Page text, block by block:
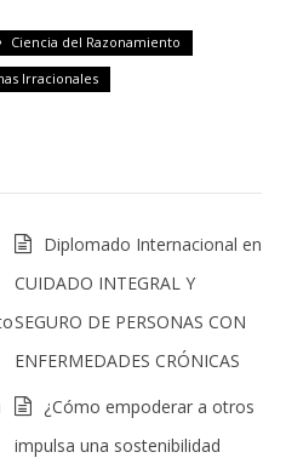
Ciencia del Razonamiento
Irracionales
Diplomado Internacional en
CUIDADO INTEGRAL Y
SEGURO DE PERSONAS CON
ENFERMEDADES CRÓNICAS
¿Cómo empoderar a otros
impulsa una sostenibilidad